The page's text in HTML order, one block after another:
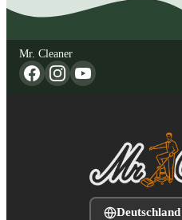
Mr. Cleaner
Deutschland